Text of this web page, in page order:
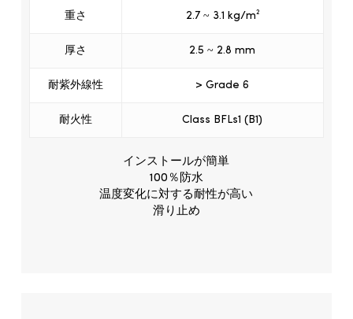
重さ 2.7 ~ 3.1 kg/m²
厚さ 2.5 ~ 2.8 mm
耐紫外線性 > Grade 6
耐火性 Class BFLs1 (B1)
インストールが簡単
100％防水
温度変化に対する耐性が高い
滑り止め